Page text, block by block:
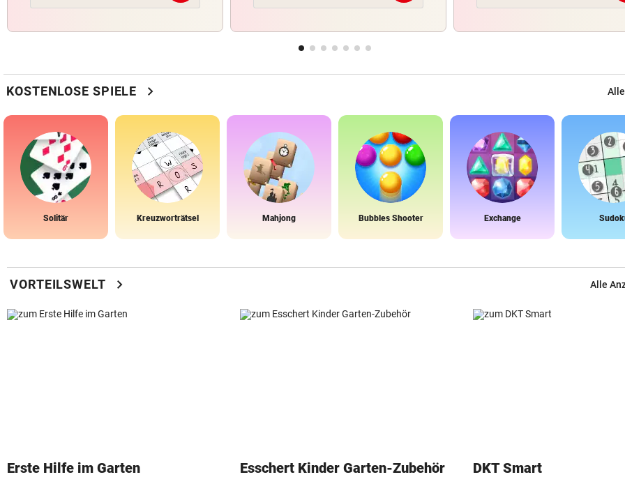
KOSTENLOSE SPIELE chevron_right
Solitär Kreuzworträtsel Mahjong Bubbles Shooter Exchange
VORTEILSWELT chevron_right Alle
Erste Hilfe im Garten Esschert Kinder Garten-Zubehör DKT Smart